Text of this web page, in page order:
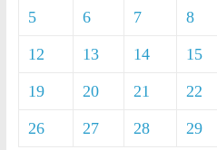
5 6 7 8
12 13 14 15
19 20 21 22
26 27 28 29